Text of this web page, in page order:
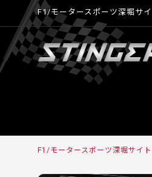
F1/モータースポーツ深堀サ
F1/モータースポーツ深堀サイ